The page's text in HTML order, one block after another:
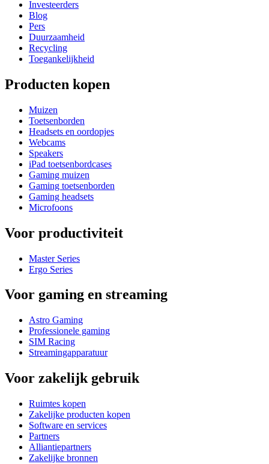
Investeerders
Blog
Pers
Duurzaamheid
Recycling
Toegankelijkheid
Producten kopen
Muizen
Toetsenborden
Headsets en oordopjes
Webcams
Speakers
iPad toetsenbordcases
Gaming muizen
Gaming toetsenborden
Gaming headsets
Microfoons
Voor productiviteit
Master Series
Ergo Series
Voor gaming en streaming
Astro Gaming
Professionele gaming
SIM Racing
Streamingapparatuur
Voor zakelijk gebruik
Ruimtes kopen
Zakelijke producten kopen
Software en services
Partners
Alliantiepartners
Zakelijke bronnen